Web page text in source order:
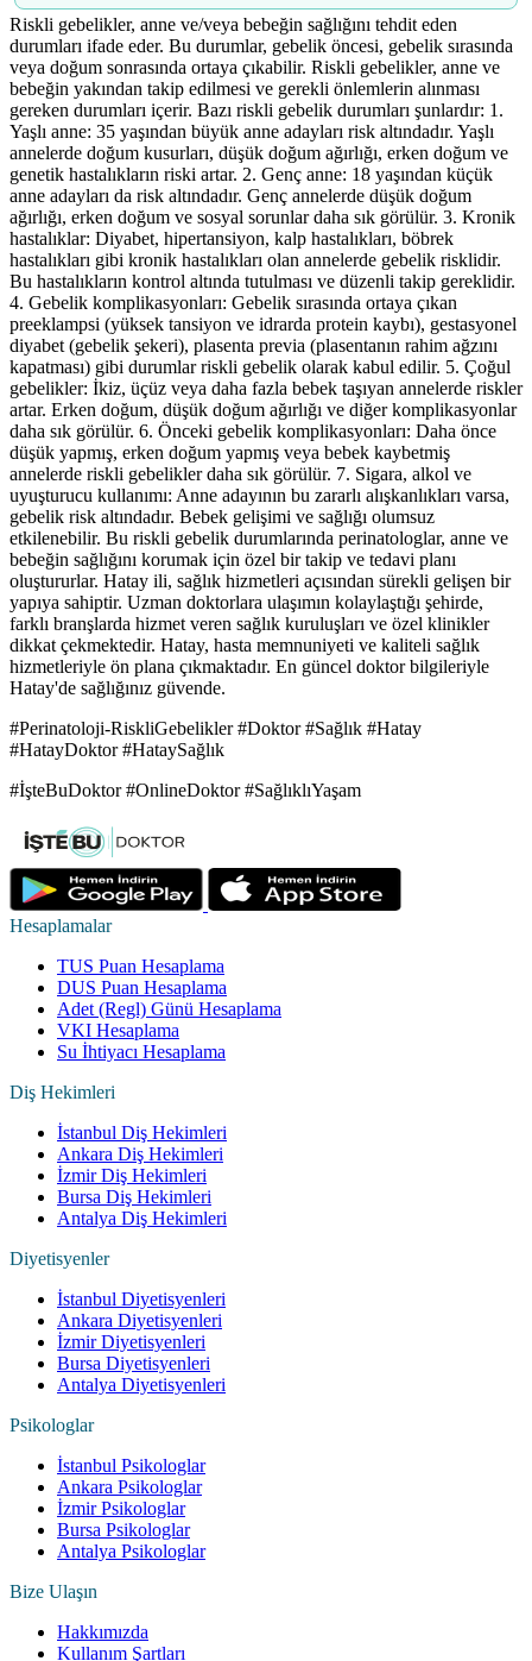
Riskli gebelikler, anne ve/veya bebeğin sağlığını tehdit eden
durumları ifade eder. Bu durumlar, gebelik öncesi, gebelik sırasında
veya doğum sonrasında ortaya çıkabilir. Riskli gebelikler, anne ve
bebeğin yakından takip edilmesi ve gerekli önlemlerin alınması
gereken durumları içerir. Bazı riskli gebelik durumları şunlardır: 1.
Yaşlı anne: 35 yaşından büyük anne adayları risk altındadır. Yaşlı
annelerde doğum kusurları, düşük doğum ağırlığı, erken doğum ve
genetik hastalıkların riski artar. 2. Genç anne: 18 yaşından küçük
anne adayları da risk altındadır. Genç annelerde düşük doğum
ağırlığı, erken doğum ve sosyal sorunlar daha sık görülür. 3. Kronik
hastalıklar: Diyabet, hipertansiyon, kalp hastalıkları, böbrek
hastalıkları gibi kronik hastalıkları olan annelerde gebelik risklidir.
Bu hastalıkların kontrol altında tutulması ve düzenli takip gereklidir.
4. Gebelik komplikasyonları: Gebelik sırasında ortaya çıkan
preeklampsi (yüksek tansiyon ve idrarda protein kaybı), gestasyonel
diyabet (gebelik şekeri), plasenta previa (plasentanın rahim ağzını
kapatması) gibi durumlar riskli gebelik olarak kabul edilir. 5. Çoğul
gebelikler: İkiz, üçüz veya daha fazla bebek taşıyan annelerde riskler
artar. Erken doğum, düşük doğum ağırlığı ve diğer komplikasyonlar
daha sık görülür. 6. Önceki gebelik komplikasyonları: Daha önce
düşük yapmış, erken doğum yapmış veya bebek kaybetmiş
annelerde riskli gebelikler daha sık görülür. 7. Sigara, alkol ve
uyuşturucu kullanımı: Anne adayının bu zararlı alışkanlıkları varsa,
gebelik risk altındadır. Bebek gelişimi ve sağlığı olumsuz
etkilenebilir. Bu riskli gebelik durumlarında perinatologlar, anne ve
bebeğin sağlığını korumak için özel bir takip ve tedavi planı
oluştururlar. Hatay ili, sağlık hizmetleri açısından sürekli gelişen bir
yapıya sahiptir. Uzman doktorlara ulaşımın kolaylaştığı şehirde,
farklı branşlarda hizmet veren sağlık kuruluşları ve özel klinikler
dikkat çekmektedir. Hatay, hasta memnuniyeti ve kaliteli sağlık
hizmetleriyle ön plana çıkmaktadır. En güncel doktor bilgileriyle
Hatay'de sağlığınız güvende.
#Perinatoloji-RiskliGebelikler #Doktor #Sağlık #Hatay
#HatayDoktor #HataySağlık
#İşteBuDoktor #OnlineDoktor #SağlıklıYaşam
Hesaplamalar
TUS Puan Hesaplama
DUS Puan Hesaplama
Adet (Regl) Günü Hesaplama
VKI Hesaplama
Su İhtiyacı Hesaplama
Diş Hekimleri
İstanbul Diş Hekimleri
Ankara Diş Hekimleri
İzmir Diş Hekimleri
Bursa Diş Hekimleri
Antalya Diş Hekimleri
Diyetisyenler
İstanbul Diyetisyenleri
Ankara Diyetisyenleri
İzmir Diyetisyenleri
Bursa Diyetisyenleri
Antalya Diyetisyenleri
Psikologlar
İstanbul Psikologlar
Ankara Psikologlar
İzmir Psikologlar
Bursa Psikologlar
Antalya Psikologlar
Bize Ulaşın
Hakkımızda
Kullanım Şartları